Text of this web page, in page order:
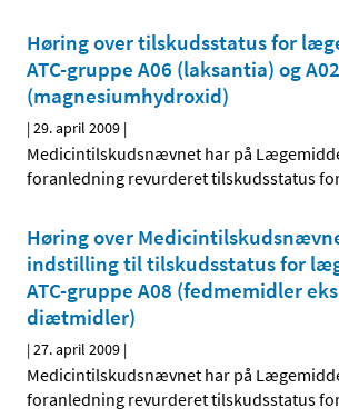
Høring over tilskudsstatus for
ATC-gruppe A06 (laksantia) og
(magnesiumhydroxid)
|29. april 2009 |
Medicintilskudsnævnet har på
foranledning revurderet tilskudsstatus
Høring over
indstilling til tilskudsstatus for
ATC-gruppe A08 (fedmemidler
diætmidler)
|27. april 2009 |
Medicintilskudsnævnet har på
foranledning revurderet tilskudsstatus